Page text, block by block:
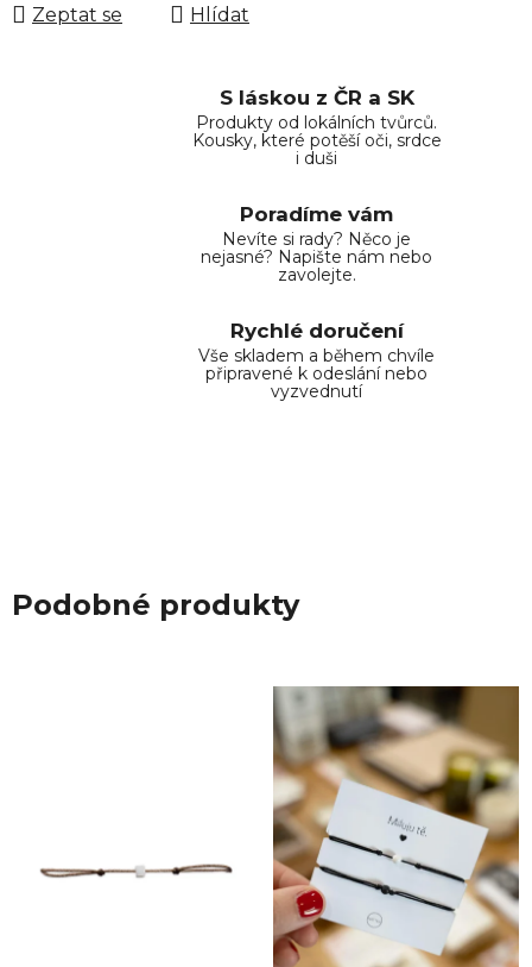
Zeptat se Hlídat
S láskou z ČR a SK
Produkty od lokálních tvůrců.
Kousky, které potěší oči, srdce
i duši
Poradíme vám
Nevíte si rady? Něco je
nejasné? Napište nám nebo
zavolejte.
Rychlé doručení
Vše skladem a během chvíle
připravené k odeslání nebo
vyzvednutí
Podobné produkty